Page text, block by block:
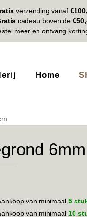
verzending vanaf
cadeau boven de
meer en ontvang
Home
van minimaal5
van minimaal 10